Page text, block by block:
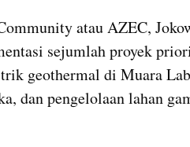
atau AZEC,
sejumlah proyek
geothermal di Muara
dan pengelolaan lahan